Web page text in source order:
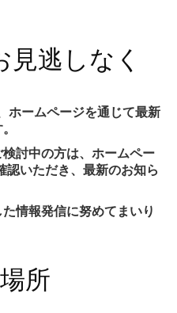
見逃しなく
ホームページを通じて最新
討中の方は、ホームペー
認いただき、最新のお知ら
情報発信に努めてまいり
所